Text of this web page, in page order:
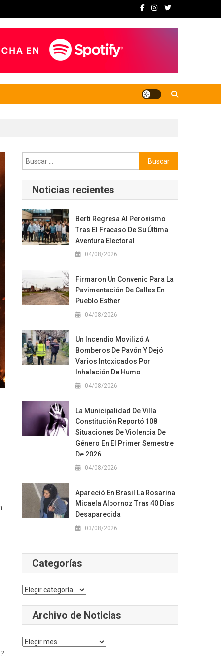
Buscar:
Noticias recientes
Berti Regresa Al Peronismo
Tras El Fracaso De Su Última
Aventura Electoral
04/08/2026
Firmaron Un Convenio Para La
Pavimentación De Calles En
Pueblo Esther
04/08/2026
Un Incendio Movilizó A
Bomberos De Pavón Y Dejó
Varios Intoxicados Por
Inhalación De Humo
04/08/2026
La Municipalidad De Villa
Constitución Reportó 108
Situaciones De Violencia De
Género En El Primer Semestre
De 2026
04/08/2026
Apareció En Brasil La Rosarina
Micaela Albornoz Tras 40 Días
Desaparecida
03/08/2026
Categorías
Categorías
Archivo de Noticias
Archivo